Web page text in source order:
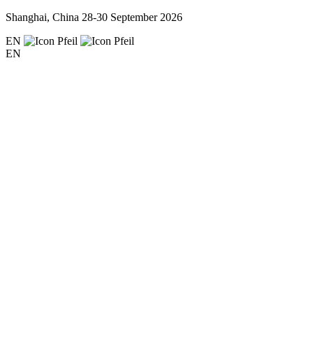
Shanghai, China 28-30 September 2026
EN
EN